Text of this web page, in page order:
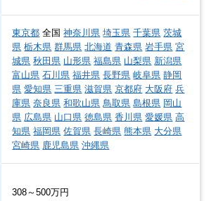
東京都 全国神奈川県 埼玉県 千葉県 茨城
県 栃木県 群馬県 北海道 青森県 岩手県 宮
城県 秋田県 山形県 福島県 山梨県 新潟県
富山県 石川県 福井県 長野県 岐阜県 静岡
県 愛知県 三重県 滋賀県 京都府 大阪府 兵
庫県 奈良県 和歌山県 鳥取県 島根県 岡山
県 広島県 山口県 徳島県 香川県 愛媛県 高
知県 福岡県 佐賀県 長崎県 熊本県 大分県
宮崎県 鹿児島県 沖縄県
308～500万円